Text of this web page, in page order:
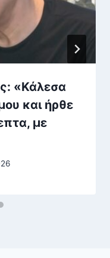
«Κάλεσα
και ήρθε
με